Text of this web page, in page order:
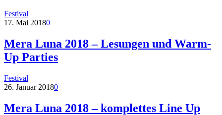
Festival
17. Mai 20180
Mera Luna 2018 – Lesungen und Warm-
Up Parties
Festival
26. Januar 20180
Mera Luna 2018 – komplettes Line Up